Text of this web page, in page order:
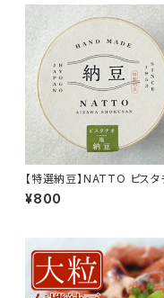
【特選納豆】NATTO ピスタ
¥800